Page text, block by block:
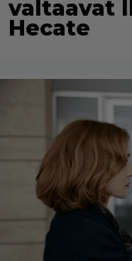
valtaavat
Hecate